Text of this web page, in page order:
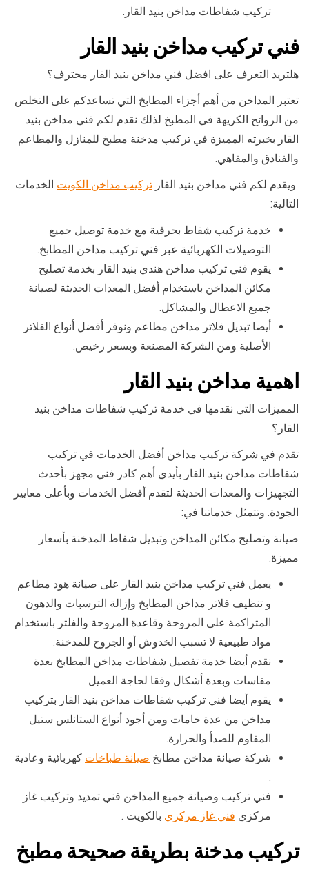
تركيب شفاطات مداخن بنيد القار.
فني تركيب مداخن بنيد القار
هلتريد التعرف على افضل فني مداخن بنيد القار محترف؟
تعتبر المداخن من أهم أجزاء المطابخ التي تساعدكم على التخلص
من الروائح الكريهة في المطبخ لذلك نقدم لكم فني مداخن بنيد
القار بخبرته المميزة في تركيب مدخنة مطبخ للمنازل والمطاعم
والفنادق والمقاهي.
ويقدم لكم فني مداخن بنيد القار تركيب مداخن الكويت الخدمات
التالية:
خدمة تركيب شفاط بحرفية مع خدمة توصيل جميع
التوصيلات الكهربائية عبر فني تركيب مداخن المطابخ.
يقوم فني تركيب مداخن هندي بنيد القار بخدمة تصليح
مكائن المداخن باستخدام أفضل المعدات الحديثة لصيانة
جميع الاعطال والمشاكل.
أيضا تبديل فلاتر مداخن مطاعم ونوفر أفضل أنواع الفلاتر
الأصلية ومن الشركة المصنعة وبسعر رخيص.
اهمية مداخن بنيد القار
المميزات التي نقدمها في خدمة تركيب شفاطات مداخن بنيد
القار؟
تقدم في شركة تركيب مداخن أفضل الخدمات في تركيب
شفاطات مداخن بنيد القار بأيدي أهم كادر فني مجهز بأحدث
التجهيزات والمعدات الحديثة لتقدم أفضل الخدمات وبأعلى معايير
الجودة. وتتمثل خدماتنا في:
صيانة وتصليح مكائن المداخن وتبديل شفاط المدخنة بأسعار
مميزة.
يعمل فني تركيب مداخن بنيد القار على صيانة هود مطاعم
و تنظيف فلاتر مداخن المطابخ وإزالة الترسبات والدهون
المتراكمة على المروحة وقاعدة المروحة والفلتر باستخدام
مواد طبيعية لا تسبب الخدوش أو الجروح للمدخنة.
نقدم أيضا خدمة تفصيل شفاطات مداخن المطابخ بعدة
مقاسات وبعدة أشكال وفقا لحاجة العميل
يقوم أيضا فني تركيب شفاطات مداخن بنيد القار بتركيب
مداخن من عدة خامات ومن أجود أنواع الستانلس ستيل
المقاوم للصدأ والحرارة.
شركة صيانة مداخن مطابخ صيانة طباخات كهربائية وعادية
.
فني تركيب وصيانة جميع المداخن فني تمديد وتركيب غاز
مركزي فني غاز مركزي بالكويت .
تركيب مدخنة بطريقة صحيحة مطبخ